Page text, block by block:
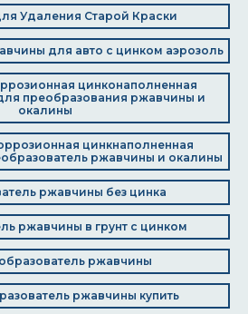
Удаления Старой Краски
для авто с цинком аэрозоль
цинконаполненная
преобразования ржавчины и
окалины
цинкнаполненная
ржавчины и окалины
ржавчины без цинка
ржавчины в грунт с цинком
ржавчины
ржавчины купить